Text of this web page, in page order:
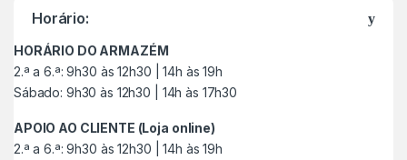
Horário:
HORÁRIO DO ARMAZÉM
2.ª a 6.ª: 9h30 às 12h30 | 14h às 19h
Sábado: 9h30 às 12h30 | 14h às 17h30
APOIO AO CLIENTE (Loja online)
2.ª a 6.ª: 9h30 às 12h30 | 14h às 19h